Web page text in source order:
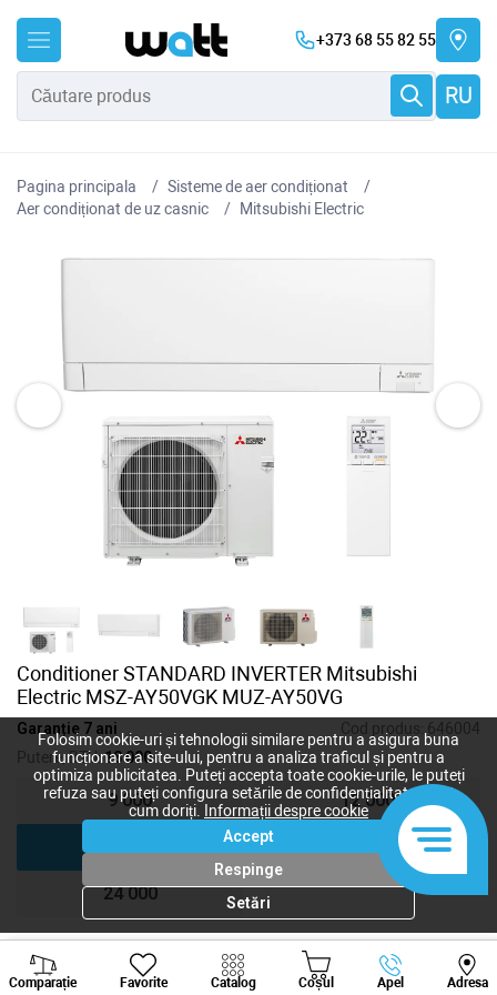
+373 68 55 82 55
RU
Pagina principala
Sisteme de aer condiționat
Aer condiționat de uz casnic
Mitsubishi Electric
Conditioner STANDARD INVERTER Mitsubishi
Electric MSZ-AY50VGK MUZ-AY50VG
Garanție 7 ani Cod produs: 646004
Putere, BTU:18 000
9 000 12 000
24 000
45 150 lei
Comparație Favorite Catalog Coșul Apel Adresa
Viber Whatsapp
Folosim cookie-uri și tehnologii similare pentru a asigura buna
funcționare a site-ului, pentru a analiza traficul și pentru a
optimiza publicitatea. Puteți accepta toate cookie-urile, le puteți
refuza sau puteți configura setările de confidențialitate după
cum doriți.
Informații despre cookie
Accept
Respinge
Setări